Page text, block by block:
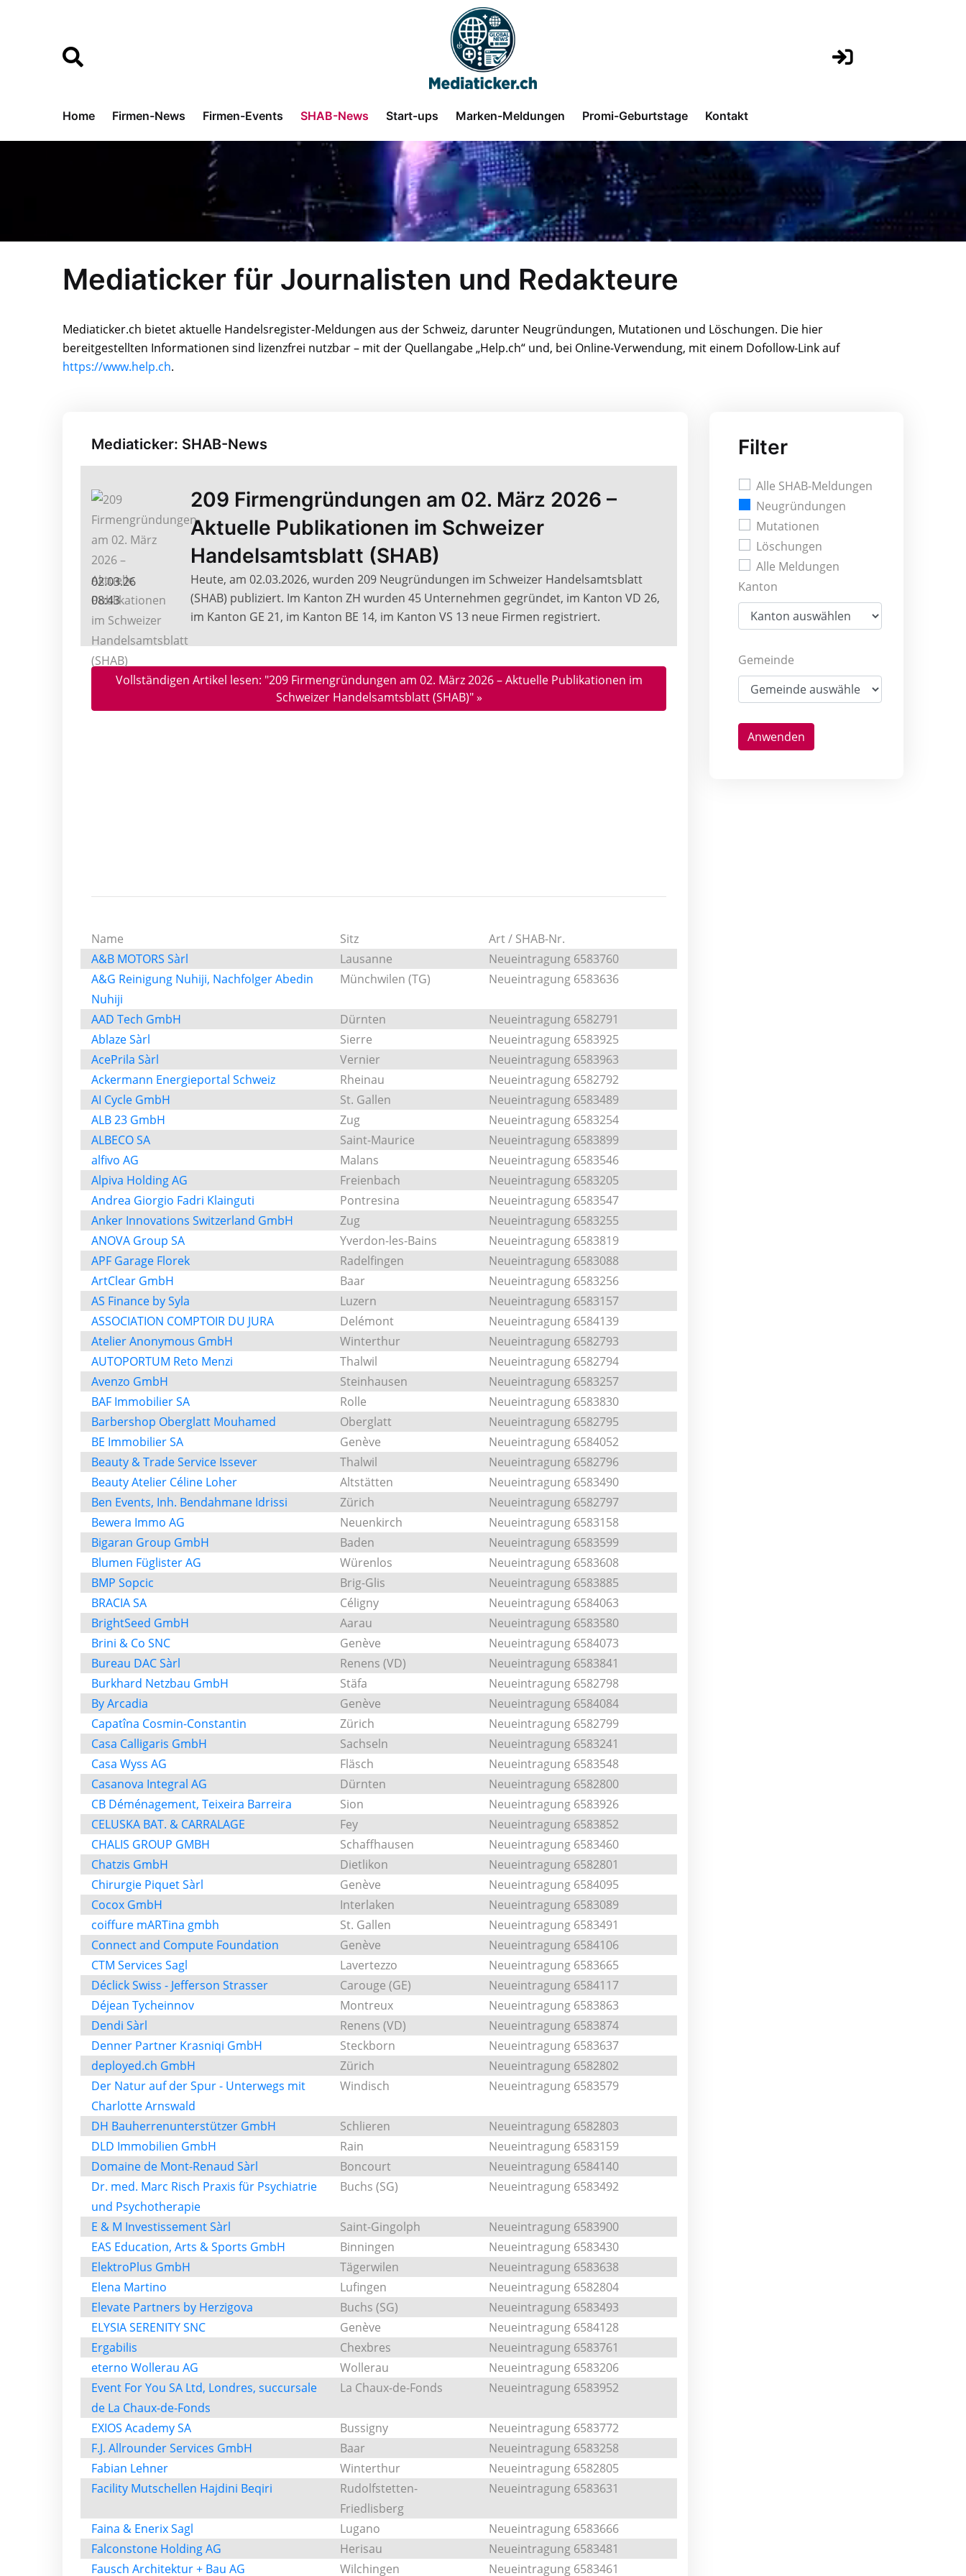
Home Firmen-News Firmen-Events SHAB-News Start-ups Marken-Meldungen Promi-Geburtstage Kontakt
Mediaticker für Journalisten und Redakteure
Mediaticker.ch bietet aktuelle Handelsregister-Meldungen aus der Schweiz, darunter Neugründungen, Mutationen und Löschungen. Die hier
bereitgestellten Informationen sind lizenzfrei nutzbar – mit der Quellangabe „Help.ch“ und, bei Online-Verwendung, mit einem Dofollow-Link auf
https://www.help.ch.
Filter
Alle SHAB-Meldungen
Neugründungen
Mutationen
Löschungen
Alle Meldungen
Kanton
Gemeinde
Anwenden
Mediaticker: SHAB-News
02.03.26
08:43
209 Firmengründungen am 02. März 2026 –
Aktuelle Publikationen im Schweizer
Handelsamtsblatt (SHAB)
Heute, am 02.03.2026, wurden 209 Neugründungen im Schweizer Handelsamtsblatt
(SHAB) publiziert. Im Kanton ZH wurden 45 Unternehmen gegründet, im Kanton VD 26,
im Kanton GE 21, im Kanton BE 14, im Kanton VS 13 neue Firmen registriert.
Vollständigen Artikel lesen: "209 Firmengründungen am 02. März 2026 – Aktuelle Publikationen im
Schweizer Handelsamtsblatt (SHAB)" »
Name Sitz
Art / SHAB-Nr.
A&B MOTORS Sàrl
Lausanne
Neueintragung 6583760
A&G Reinigung Nuhiji, Nachfolger Abedin
Nuhiji
Münchwilen (TG) Neueintragung 6583636
AAD Tech GmbH Dürnten
Neueintragung 6582791
Ablaze Sàrl
Sierre
Neueintragung 6583925
AcePrila Sàrl
Vernier
Neueintragung 6583963
Ackermann Energieportal Schweiz
Rheinau
Neueintragung 6582792
AI Cycle GmbH
St. Gallen
Neueintragung 6583489
ALB 23 GmbH
Zug
Neueintragung 6583254
ALBECO SA
Saint-Maurice
Neueintragung 6583899
alfivo AG
Malans
Neueintragung 6583546
Alpiva Holding AG
Freienbach
Neueintragung 6583205
Andrea Giorgio Fadri Klainguti
Pontresina
Neueintragung 6583547
Anker Innovations Switzerland GmbH
Zug
Neueintragung 6583255
ANOVA Group SA
Yverdon-les-Bains
Neueintragung 6583819
APF Garage Florek
Radelfingen
Neueintragung 6583088
ArtClear GmbH
Baar
Neueintragung 6583256
AS Finance by Syla
Luzern
Neueintragung 6583157
ASSOCIATION COMPTOIR DU JURA
Delémont
Neueintragung 6584139
Atelier Anonymous GmbH
Winterthur
Neueintragung 6582793
AUTOPORTUM Reto Menzi
Thalwil
Neueintragung 6582794
Avenzo GmbH
Steinhausen
Neueintragung 6583257
BAF Immobilier SA
Rolle
Neueintragung 6583830
Barbershop Oberglatt Mouhamed
Oberglatt
Neueintragung 6582795
BE Immobilier SA
Genève
Neueintragung 6584052
Beauty & Trade Service Issever
Thalwil
Neueintragung 6582796
Beauty Atelier Céline Loher
Altstätten
Neueintragung 6583490
Ben Events, Inh. Bendahmane Idrissi
Zürich
Neueintragung 6582797
Bewera Immo AG
Neuenkirch
Neueintragung 6583158
Bigaran Group GmbH
Baden
Neueintragung 6583599
Blumen Füglister AG
Würenlos
Neueintragung 6583608
BMP Sopcic
Brig-Glis
Neueintragung 6583885
BRACIA SA
Céligny
Neueintragung 6584063
BrightSeed GmbH
Aarau
Neueintragung 6583580
Brini & Co SNC
Genève
Neueintragung 6584073
Bureau DAC Sàrl
Renens (VD)
Neueintragung 6583841
Burkhard Netzbau GmbH
Stäfa
Neueintragung 6582798
By Arcadia
Genève
Neueintragung 6584084
Capatîna Cosmin-Constantin
Zürich
Neueintragung 6582799
Casa Calligaris GmbH
Sachseln
Neueintragung 6583241
Casa Wyss AG
Fläsch
Neueintragung 6583548
Casanova Integral AG
Dürnten
Neueintragung 6582800
CB Déménagement, Teixeira Barreira
Sion
Neueintragung 6583926
CELUSKA BAT. & CARRALAGE
Fey
Neueintragung 6583852
CHALIS GROUP GMBH
Schaffhausen
Neueintragung 6583460
Chatzis GmbH
Dietlikon
Neueintragung 6582801
Chirurgie Piquet Sàrl
Genève
Neueintragung 6584095
Cocox GmbH
Interlaken
Neueintragung 6583089
coiffure mARTina gmbh
St. Gallen
Neueintragung 6583491
Connect and Compute Foundation
Genève
Neueintragung 6584106
CTM Services Sagl
Lavertezzo
Neueintragung 6583665
Déclick Swiss - Jefferson Strasser
Carouge (GE)
Neueintragung 6584117
Déjean Tycheinnov
Montreux
Neueintragung 6583863
Dendi Sàrl
Renens (VD)
Neueintragung 6583874
Denner Partner Krasniqi GmbH
Steckborn
Neueintragung 6583637
deployed.ch GmbH
Zürich
Neueintragung 6582802
Der Natur auf der Spur - Unterwegs mit
Charlotte Arnswald
Windisch Neueintragung 6583579
DH Bauherrenunterstützer GmbH Schlieren
Neueintragung 6582803
DLD Immobilien GmbH
Rain
Neueintragung 6583159
Domaine de Mont-Renaud Sàrl
Boncourt
Neueintragung 6584140
Dr. med. Marc Risch Praxis für Psychiatrie
und Psychotherapie
Buchs (SG) Neueintragung 6583492
E & M Investissement Sàrl Saint-Gingolph
Neueintragung 6583900
EAS Education, Arts & Sports GmbH
Binningen
Neueintragung 6583430
ElektroPlus GmbH
Tägerwilen
Neueintragung 6583638
Elena Martino
Lufingen
Neueintragung 6582804
Elevate Partners by Herzigova
Buchs (SG)
Neueintragung 6583493
ELYSIA SERENITY SNC
Genève
Neueintragung 6584128
Ergabilis
Chexbres
Neueintragung 6583761
eterno Wollerau AG
Wollerau
Neueintragung 6583206
Event For You SA Ltd, Londres, succursale
de La Chaux-de-Fonds
La Chaux-de-Fonds Neueintragung 6583952
EXIOS Academy SA Bussigny
Neueintragung 6583772
F.J. Allrounder Services GmbH
Baar
Neueintragung 6583258
Fabian Lehner
Winterthur
Neueintragung 6582805
Facility Mutschellen Hajdini Beqiri
Rudolfstetten-
Friedlisberg
Neueintragung 6583631
Faina & Enerix Sagl Lugano
Neueintragung 6583666
Falconstone Holding AG
Herisau
Neueintragung 6583481
Fausch Architektur + Bau AG
Wilchingen Neueintragung 6583461